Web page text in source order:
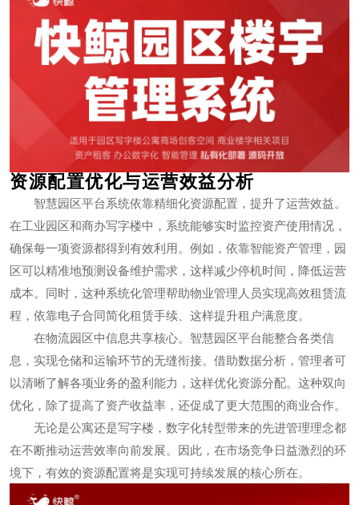
资源配置优化与运营效益分析
智慧园区平台系统依靠精细化资源配置，提升了运营效益。
在工业园区和商办写字楼中，系统能够实时监控资产使用情况，
确保每一项资源都得到有效利用。例如，依靠智能资产管理，园
区可以精准地预测设备维护需求，这样减少停机时间，降低运营
成本。同时，这种系统化管理帮助物业管理人员实现高效租赁流
程，依靠电子合同简化租赁手续、这样提升租户满意度。
在物流园区中信息共享核心。智慧园区平台能整合各类信
息，实现仓储和运输环节的无缝衔接。借助数据分析，管理者可
以清晰了解各项业务的盈利能力，这样优化资源分配。这种双向
优化，除了提高了资产收益率，还促成了更大范围的商业合作。
无论是公寓还是写字楼，数字化转型带来的先进管理理念都
在不断推动运营效率向前发展。因此，在市场竞争日益激烈的环
境下，有效的资源配置将是实现可持续发展的核心所在。